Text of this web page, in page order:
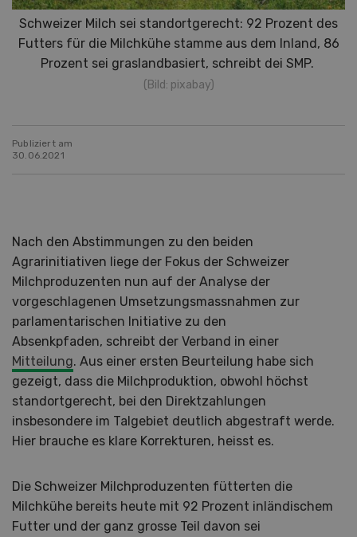
Schweizer Milch sei standortgerecht: 92 Prozent des
Futters für die Milchkühe stamme aus dem Inland, 86
Prozent sei graslandbasiert, schreibt dei SMP.
(Bild: pixabay)
Publiziert am
30.06.2021
Nach den Abstimmungen zu den beiden
Agrarinitiativen liege der Fokus der Schweizer
Milchproduzenten nun auf der Analyse der
vorgeschlagenen Umsetzungsmassnahmen zur
parlamentarischen Initiative zu den
Absenkpfaden, schreibt der Verband in einer
Mitteilung. Aus einer ersten Beurteilung habe sich
gezeigt, dass die Milchproduktion, obwohl höchst
standortgerecht, bei den Direktzahlungen
insbesondere im Talgebiet deutlich abgestraft werde.
Hier brauche es klare Korrekturen, heisst es.
Die Schweizer Milchproduzenten fütterten die
Milchkühe bereits heute mit 92 Prozent inländischem
Futter und der ganz grosse Teil davon sei